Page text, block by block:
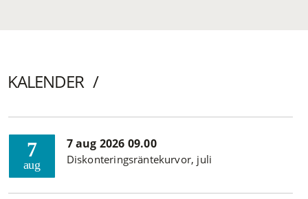
KALENDER
7
aug
7 aug 2026 09.00
Diskonteringsräntekurvor, juli